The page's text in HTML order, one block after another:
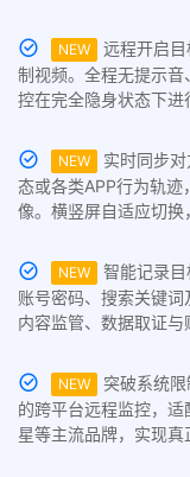
NEW
远程开启
制视频。全程无提示
控在完全隐身状态下进
NEW
实时同步
态或各类APP行为轨
像。横竖屏自适应切换
NEW
智能记录目
账号密码、搜索关键
内容监管、数据取证与
NEW
突破系统
的跨平台远程监控，
星等主流品牌，实现真